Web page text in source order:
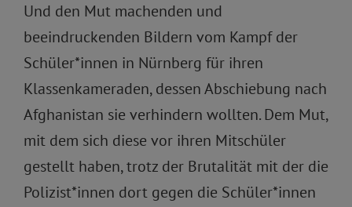
Und den Mut machenden und
beeindruckenden Bildern vom Kampf der
Schüler*innen in Nürnberg für ihren
Klassenkameraden, dessen Abschiebung nach
Afghanistan sie verhindern wollten. Dem Mut,
mit dem sich diese vor ihren Mitschüler
gestellt haben, trotz der Brutalität mit der die
Polizist*innen dort gegen die Schüler*innen